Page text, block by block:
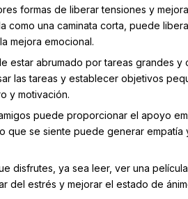
formas de liberar tensiones y
como una caminata corta, puede
mejora emocional.
estar abrumado por tareas grandes y
las tareas y establecer objetivos
y motivación.
puede proporcionar el apoyo
que se siente puede generar empatía
disfrutes, ya sea leer, ver una
del estrés y mejorar el estado de